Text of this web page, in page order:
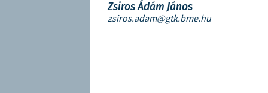
Zsiros Ádám János
zsiros.adam@gtk.bme.hu